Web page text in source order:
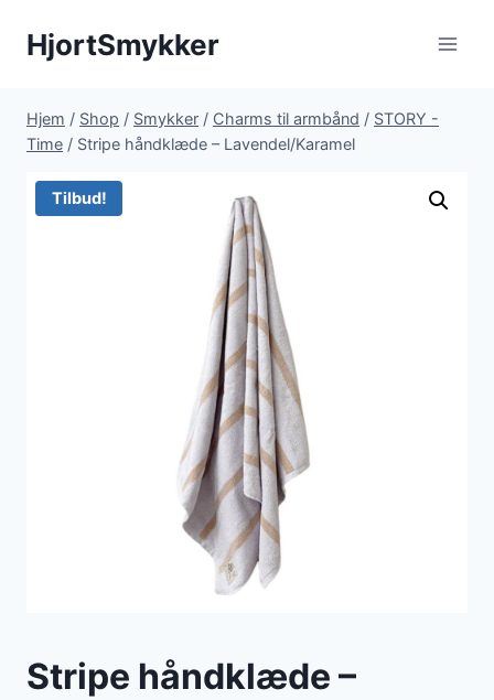
HjortSmykker
Hjem / Shop / Smykker / Charms til armbånd / STORY -
Time / Stripe håndklæde – Lavendel/Karamel
Tilbud!
Stripe håndklæde –